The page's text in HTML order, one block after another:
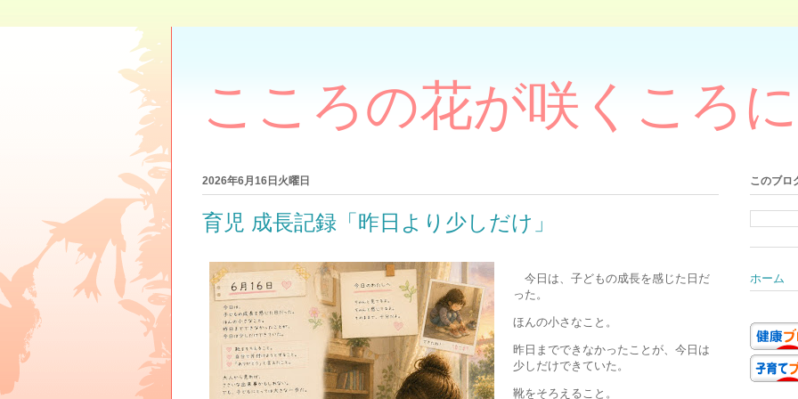
こころの花が咲くころに
2026年6月16日火曜日
育児 成長記録「昨日より少しだけ」
今日は、子どもの成長を感じた日だ
った。
ほんの小さなこと。
昨日までできなかったことが、今日は
少しだけできていた。
靴をそろえること。
このブロ
ホーム